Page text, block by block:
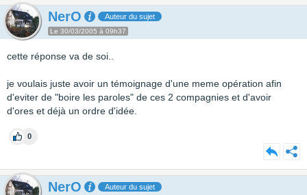
NerO Auteur du sujet
Le 30/03/2005 à 09h37
cette réponse va de soi..
je voulais juste avoir un témoignage d'une meme opération afin
d'eviter de "boire les paroles" de ces 2 compagnies et d'avoir
d'ores et déjà un ordre d'idée.
0
NerO Auteur du sujet